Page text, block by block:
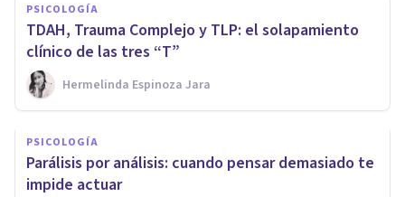
PSICOLOGÍA
TDAH, Trauma Complejo y TLP: el solapamiento
clínico de las tres “T”
Hermelinda Espinoza Jara
PSICOLOGÍA
Parálisis por análisis: cuando pensar demasiado te
impide actuar